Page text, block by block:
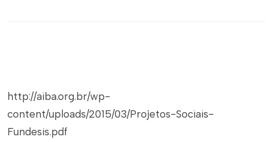
http://aiba.org.br/wp-
content/uploads/2015/03/Projetos-Sociais-
Fundesis.pdf